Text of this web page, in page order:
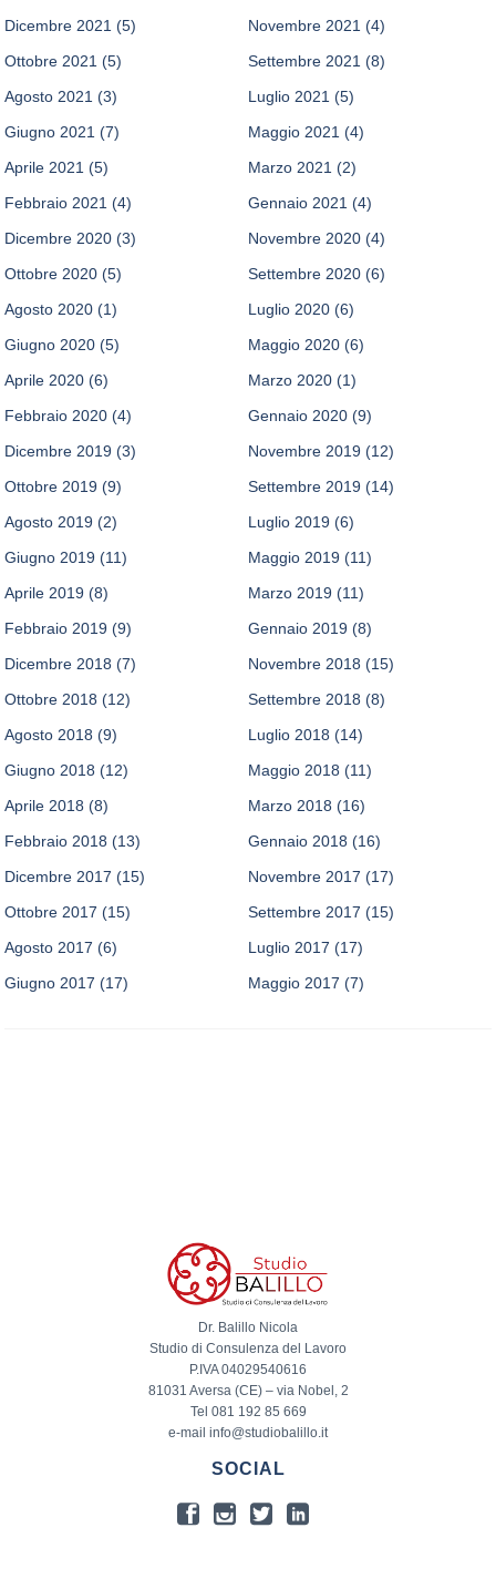
Dicembre 2021 (5) Novembre 2021 (4)
Ottobre 2021 (5) Settembre 2021 (8)
Agosto 2021 (3) Luglio 2021 (5)
Giugno 2021 (7) Maggio 2021 (4)
Aprile 2021 (5) Marzo 2021 (2)
Febbraio 2021 (4) Gennaio 2021 (4)
Dicembre 2020 (3) Novembre 2020 (4)
Ottobre 2020 (5) Settembre 2020 (6)
Agosto 2020 (1) Luglio 2020 (6)
Giugno 2020 (5) Maggio 2020 (6)
Aprile 2020 (6) Marzo 2020 (1)
Febbraio 2020 (4) Gennaio 2020 (9)
Dicembre 2019 (3) Novembre 2019 (12)
Ottobre 2019 (9) Settembre 2019 (14)
Agosto 2019 (2) Luglio 2019 (6)
Giugno 2019 (11) Maggio 2019 (11)
Aprile 2019 (8) Marzo 2019 (11)
Febbraio 2019 (9) Gennaio 2019 (8)
Dicembre 2018 (7) Novembre 2018 (15)
Ottobre 2018 (12) Settembre 2018 (8)
Agosto 2018 (9) Luglio 2018 (14)
Giugno 2018 (12) Maggio 2018 (11)
Aprile 2018 (8) Marzo 2018 (16)
Febbraio 2018 (13) Gennaio 2018 (16)
Dicembre 2017 (15) Novembre 2017 (17)
Ottobre 2017 (15) Settembre 2017 (15)
Agosto 2017 (6) Luglio 2017 (17)
Giugno 2017 (17) Maggio 2017 (7)
Dr. Balillo Nicola
Studio di Consulenza del Lavoro
P.IVA 04029540616
81031 Aversa (CE) – via Nobel, 2
Tel 081 192 85 669
e-mail info@studiobalillo.it
SOCIAL